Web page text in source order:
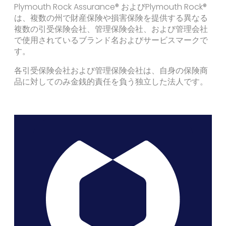
Plymouth Rock Assurance® およびPlymouth Rock®
は、複数の州で財産保険や損害保険を提供する異なる
複数の引受保険会社、管理保険会社、および管理会社
で使用されているブランド名およびサービスマークで
す。
各引受保険会社および管理保険会社は、自身の保険商
品に対してのみ金銭的責任を負う独立した法人です。